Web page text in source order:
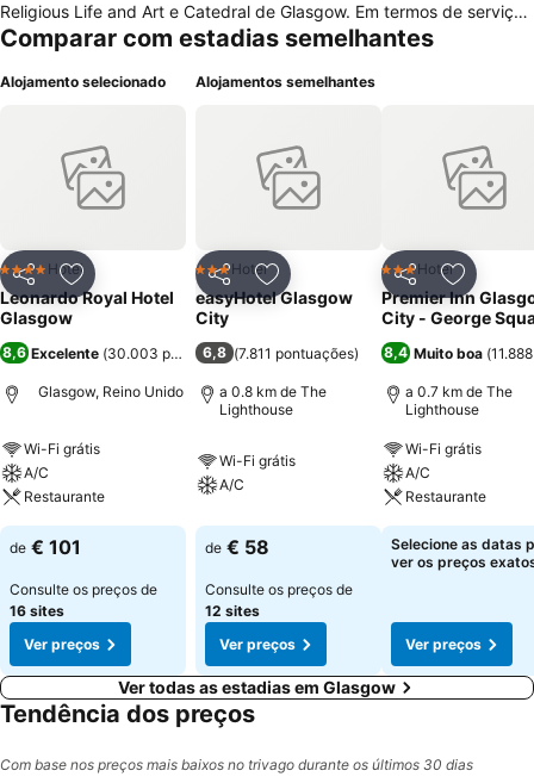
Religious Life and Art e Catedral de Glasgow. Em termos de serviços
gerais o hotel disponibiliza um conjunto de funcionalidades,
center, serviços para eventos corporativos, casa de câmbio,
equipados com televisão com canais satélite, internet, mesa de
escritório, telefone com linha externa directa, casa de banho com
secador de cabelo, controle de temperatura, serviços de
quartos são para não fumadores.
Comparar com estadias semelhantes
Alojamento selecionado
PartilharAdicionar aos favoritos
4 EstrelasHotel
Leonardo Royal Hotel
Glasgow
8,6 Excelente (30.003 pontuações)
Glasgow, Reino Unido
Wi-Fi grátis
A/C
Restaurante
de € 101
Consulte os preços de
16 sites
Ver preços
Alojamentos semelhantes
PartilharAdicionar aos favoritos
3 Estrelas
Hotel
easyHotel Glasgow
City
6,8 (7.811 pontuações)
a 0.8 km de The
Lighthouse
Wi-Fi grátis
A/C
de € 58
Consulte os preços de
12 sites
Ver preços
Partilhar
3 Estrelas
Hotel
Premier Inn
City - George
8,4 Muito boa (
a 0.7 km de The
Lighthouse
Wi-Fi grátis
A/C
Restaurante
Selecione as datas
ver os preços
Ver preços
Ver todas as estadias em Glasgow
Tendência dos preços
Com base nos preços mais baixos no trivago durante os últimos 30 dias